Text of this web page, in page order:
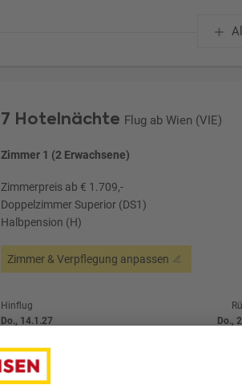
7 Hotelnächte Flug ab Wien (VIE)
Zimmer 1 (2 Erwachsene)
Zimmerpreis ab € 1.709,-
Doppelzimmer Superior (DS1)
Halbpension (H)
Zimmer & Verpflegung anpassen
Hinflug
Do., 14.1.27
Direktflug
Austrian Airlines
Do.,